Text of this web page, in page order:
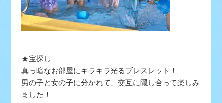
★宝探し
真っ暗なお部屋にキラキラ光るブレスレット！
男の子と女の子に分かれて、交互に隠し合って楽しみ
ました！